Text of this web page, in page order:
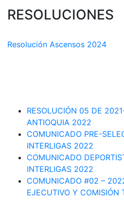
RESOLUCIONES
Resolución Ascensos 2024
RESOLUCIÓN 05 DE
ANTIOQUIA 2022
COMUNICADO PRE-
INTERLIGAS 2022
COMUNICADO
INTERLIGAS 2022
COMUNICADO #02 –
EJECUTIVO Y COMISIÓN